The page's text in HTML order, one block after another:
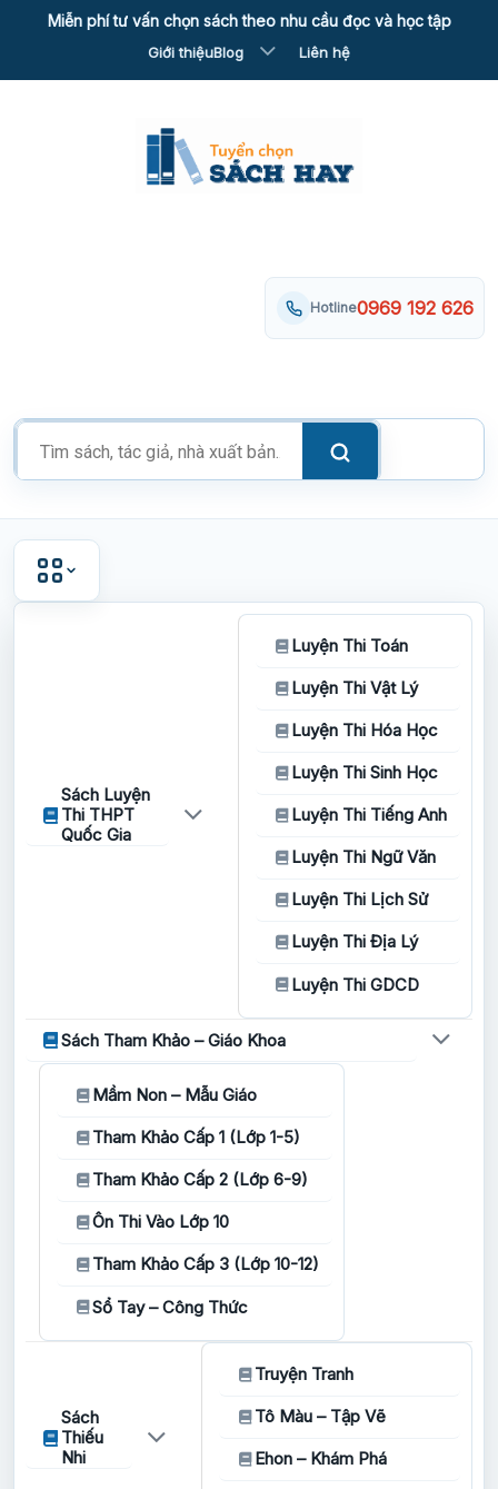
Miễn phí tư vấn chọn sách theo nhu cầu đọc và học tập
Giới thiệuBlog Liên hệ
Tìm
kiếm
phẩm
Hotline0969 192 626
Sách Luyện
Thi THPT
Quốc Gia
Luyện Thi Toán
Luyện Thi Vật Lý
Luyện Thi Hóa Học
Luyện Thi Sinh Học
Luyện Thi Tiếng Anh
Luyện Thi Ngữ Văn
Luyện Thi Lịch Sử
Luyện Thi Địa Lý
Luyện Thi GDCD
Sách Tham Khảo – Giáo Khoa
Mầm Non – Mẫu Giáo
Tham Khảo Cấp 1 (Lớp 1-5)
Tham Khảo Cấp 2 (Lớp 6-9)
Ôn Thi Vào Lớp 10
Tham Khảo Cấp 3 (Lớp 10-12)
Sổ Tay – Công Thức
Sách
Thiếu
Nhi
Truyện Tranh
Tô Màu – Tập Vẽ
Ehon – Khám Phá